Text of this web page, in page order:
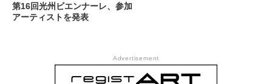
第16回光州ビエンナーレ、参加
アーティストを発表
Advertisement